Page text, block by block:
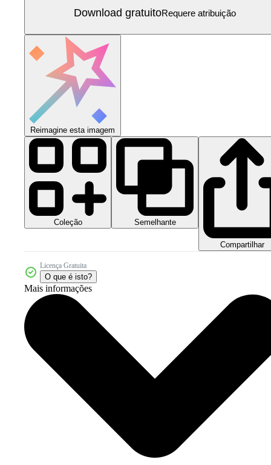
Download gratuitoRequere atribuição
Reimagine esta imagem
Coleção Semelhante
Compartilhar
Licença Gratuita
O que é isto?
Mais informações